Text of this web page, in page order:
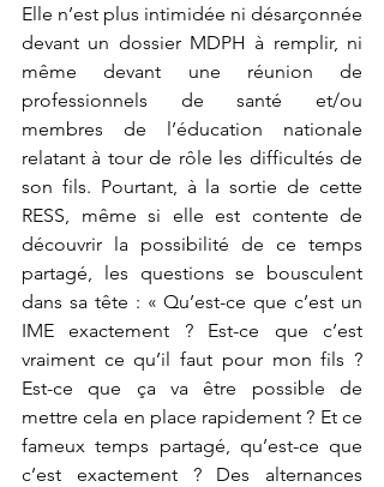
Elle n’est plus intimidée ni désarçonnée
devant un dossier MDPH à remplir, ni
même devant une réunion de
professionnels de santé et/ou
membres de l’éducation nationale
relatant à tour de rôle les difficultés de
son fils. Pourtant, à la sortie de cette
RESS, même si elle est contente de
découvrir la possibilité de ce temps
partagé, les questions se bousculent
dans sa tête : « Qu’est-ce que c’est un
IME exactement ? Est-ce que c’est
vraiment ce qu’il faut pour mon fils ?
Est-ce que ça va être possible de
mettre cela en place rapidement ? Et ce
fameux temps partagé, qu’est-ce que
c’est exactement ? Des alternances